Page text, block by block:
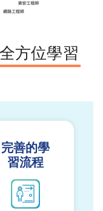
方位學習
完善的學
習流程